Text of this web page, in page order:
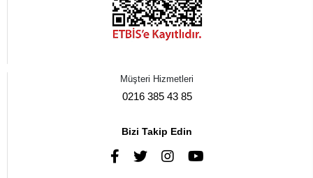
Müşteri Hizmetleri
0216 385 43 85
Bizi Takip Edin